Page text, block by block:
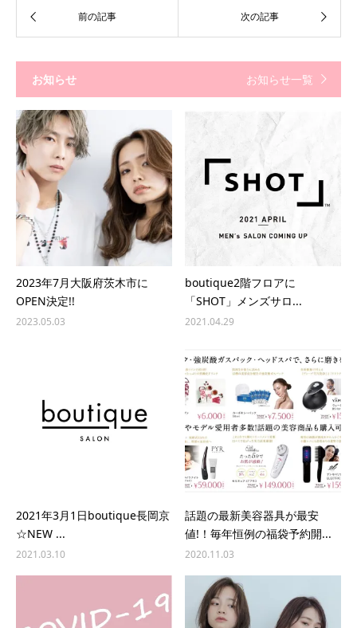
お知らせ お知らせ一覧
2023年7月大阪府茨木市に
OPEN決定!!
2023.05.03
boutique2階フロアに
「SHOT」メンズサロ...
2021.04.29
2021年3月1日boutique長岡京
☆NEW ...
2021.03.10
話題の最新美容器具が最安
値!！毎年恒例の福袋予約開...
2020.11.03